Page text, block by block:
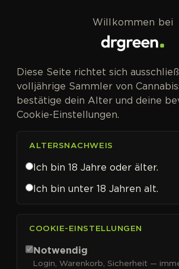
Trilogene
Willkommen bei
Diese Seite richtet sich
volljährige Sammler von
bestätige dein Alter und deine
Cookie-Einstellungen.
ALTERSNACHWEIS
Ich bin 18 Jahre oder älter.
Ich bin unter 18 Jahren alt.
COOKIE-EINSTELLUNGEN
Notwendig
Login, Warenkorb, Sicherheit —